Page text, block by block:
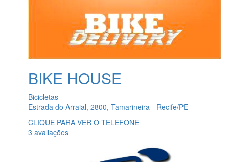
BIKE HOUSE
Bicicletas
Estrada do Arraial, 2800, Tamarineira - Recife/PE
CLIQUE PARA VER O TELEFONE
3 avaliações